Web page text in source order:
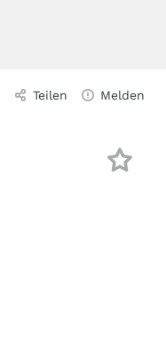
Teilen Melden